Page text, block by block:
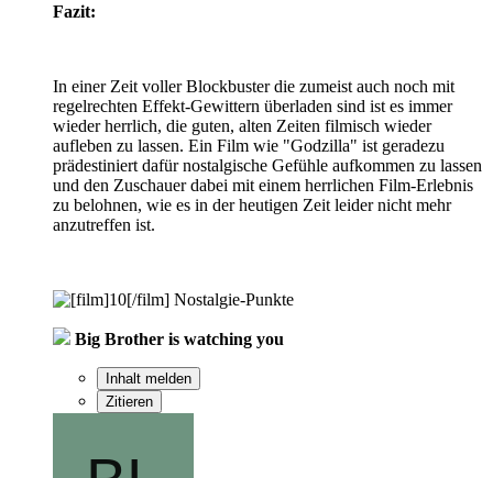
Fazit:
In einer Zeit voller Blockbuster die zumeist auch noch mit
regelrechten Effekt-Gewittern überladen sind ist es immer
wieder herrlich, die guten, alten Zeiten filmisch wieder
aufleben zu lassen. Ein Film wie "Godzilla" ist geradezu
prädestiniert dafür nostalgische Gefühle aufkommen zu lassen
und den Zuschauer dabei mit einem herrlichen Film-Erlebnis
zu belohnen, wie es in der heutigen Zeit leider nicht mehr
anzutreffen ist.
Nostalgie-Punkte
Big Brother is watching you
Inhalt melden
Zitieren